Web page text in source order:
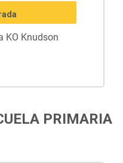
KO Knudson
PRIMARIA